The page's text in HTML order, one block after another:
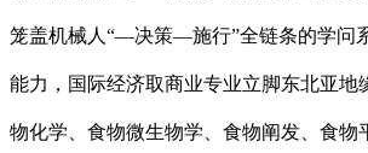
笼盖机械人“—决策—施行”全链条的学问
能力，国际经济取商业专业立脚东北亚地
物化学、食物微生物学、食物阐发、食物